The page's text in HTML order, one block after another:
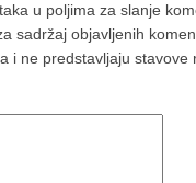
u poljima za slanje
sadržaj objavljenih
i ne predstavljaju